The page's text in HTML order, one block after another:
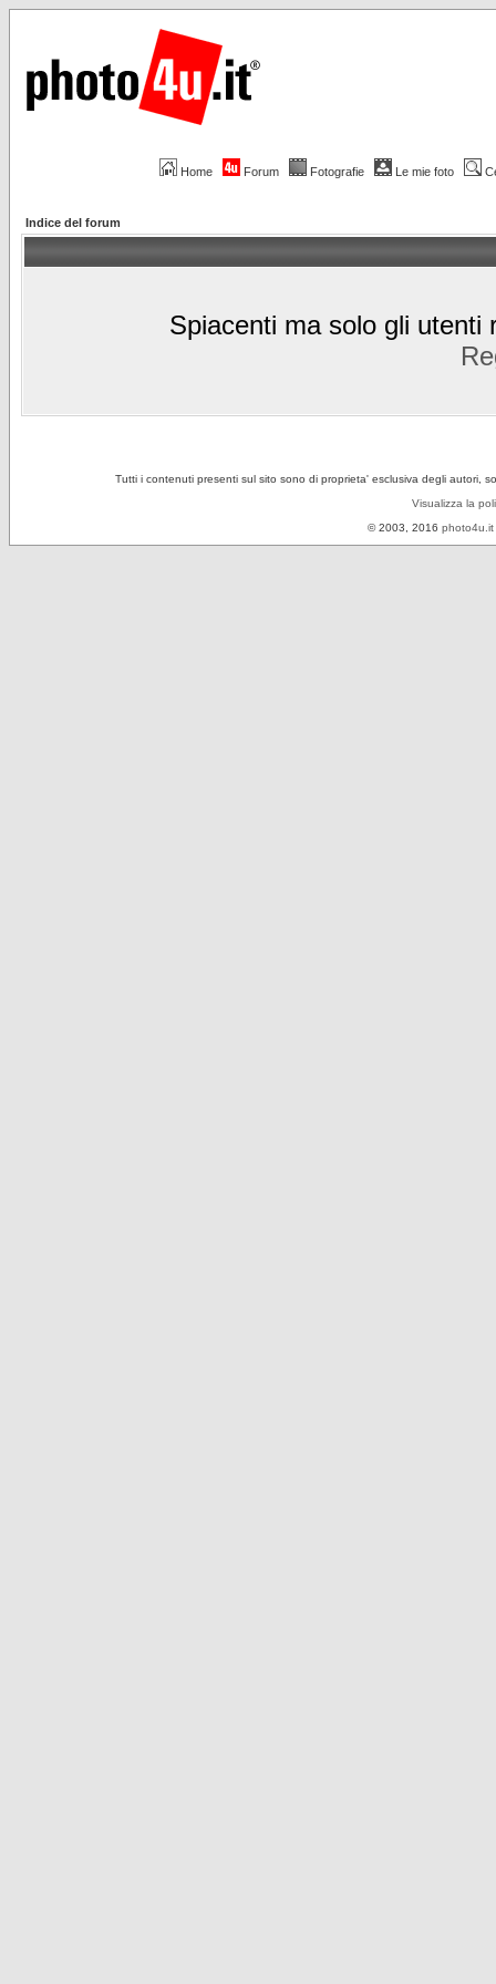
Home Forum Fotografie Le mie foto
Indice del forum
Spiacenti ma solo gli utenti
Tutti i contenuti presenti sul sito sono di proprieta' esclusiva degli autori,
Visualizza la
© 2003, 2016 photo4u.it